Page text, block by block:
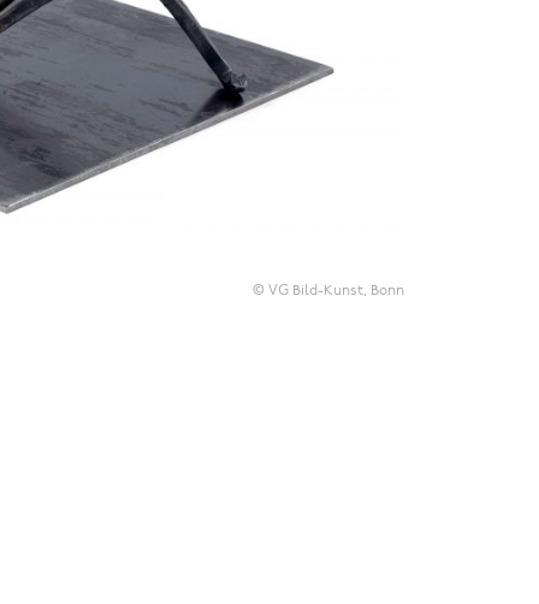
© VG Bild-Kunst, Bonn